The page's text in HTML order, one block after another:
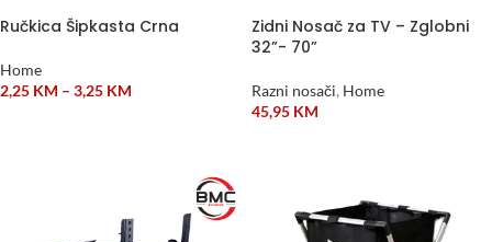
Ručkica Šipkasta Crna
Home
2,25 KM – 3,25 KM
Zidni Nosač za TV – Zglobni
32”- 70”
Razni nosači, Home
45,95 KM